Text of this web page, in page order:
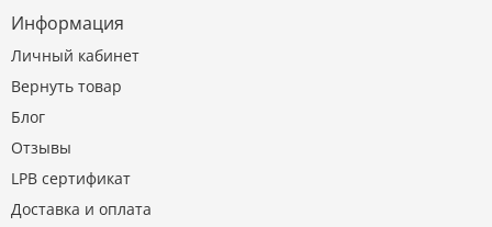
Информация
Личный кабинет
Вернуть товар
Блог
Отзывы
LPB сертификат
Доставка и оплата